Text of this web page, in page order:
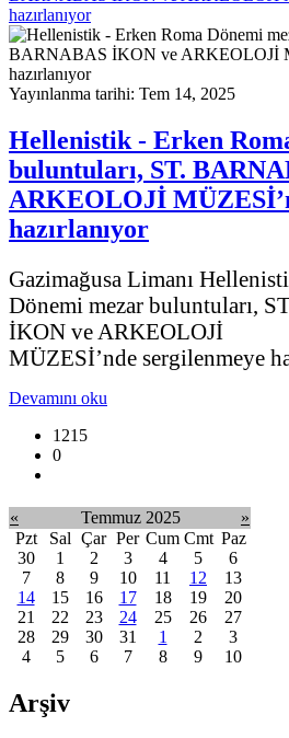
hazırlanıyor
Yayınlanma tarihi: Tem 14, 2025
Hellenistik - Erken
buluntuları, ST.
ARKEOLOJİ
hazırlanıyor
Gazimağusa Limanı
Dönemi mezar buluntuları,
İKON ve ARKEOLOJİ
MÜZESİ’nde sergilenmeye
Devamını oku
1215
0
« Temmuz 2025
»
Pzt
Sal Çar Per Cum Cmt Paz
30
1 2 3 4 5
6
7
8 9 10 11 12
13
14
15 16 17 18 19
20
21
22 23 24 25 26
27
28
29 30 31 1 2
3
4
5 6 7 8 9 10
Arşiv